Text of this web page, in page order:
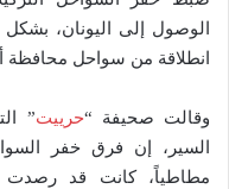
الوصول إلى اليونان،
انطلاقة من سواحل محافظة
وقالت صحيفة “حرييت”
السير، إن فرق خفر
مطاطياً، كانت قد رصدت